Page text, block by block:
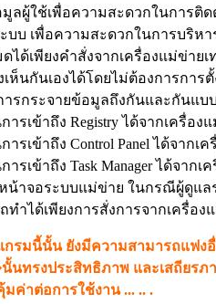
ลผู้ใช้เพื่อความสะดวกในการติด
บบ เพื่อความสะดวกในการบริหา
ได้เพียงคำสั่งจากเครื่องแม่ข่ายเ
ห็นกันเองได้โดยไม่ต้องการการ
ารกระจายข้อมูลถึงกันและกันแ
รเข้าถึง Registry ได้จากเครื่อง
รเข้าถึง Control Panel ได้จากเ
รเข้าถึง Task Manager ได้จากเ
น้าจอระบบแม่ข่าย ในกรณีผู้ดูแล
ำได้เพียงการสั่งการจากเครื่อง
กรมนี้นั้น ยังมีความสามารถแฟง
นทรงประสิทธิภาพ และเสถียรภ
ค่าต่อการใช้งาน ... .. .